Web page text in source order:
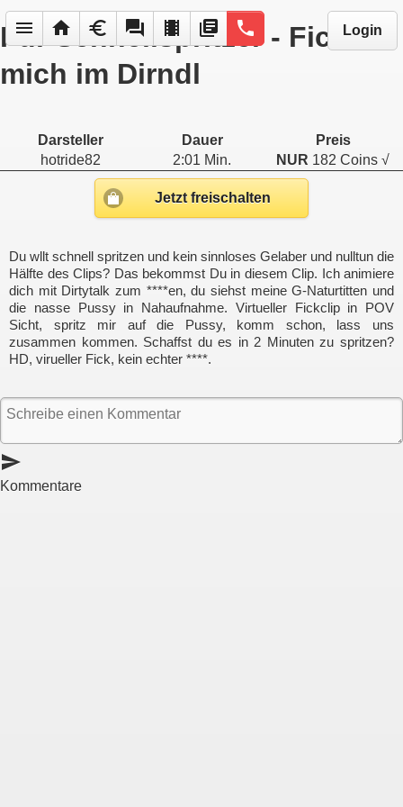
menu home euro forum local_movies library_books phone Login
Für Schnellspritzer - Fick
mich im Dirndl
Darsteller Dauer
Preis
hotride82
2:01 Min. NUR 182 Coins √
Jetzt freischalten
Du wllt schnell spritzen und kein sinnloses Gelaber und nulltun die
Hälfte des Clips? Das bekommst Du in diesem Clip. Ich animiere
dich mit Dirtytalk zum ****en, du siehst meine G-Naturtitten und
die nasse Pussy in Nahaufnahme. Virtueller Fickclip in POV
Sicht, spritz mir auf die Pussy, komm schon, lass uns
zusammen kommen. Schaffst du es in 2 Minuten zu spritzen?
HD, virueller Fick, kein echter ****.
send
Kommentare